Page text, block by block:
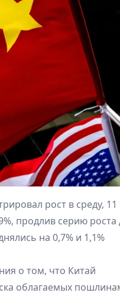
рост в среду, 11
продлив серию роста
на 0,7% и 1,1%
о том, что Китай
облагаемых